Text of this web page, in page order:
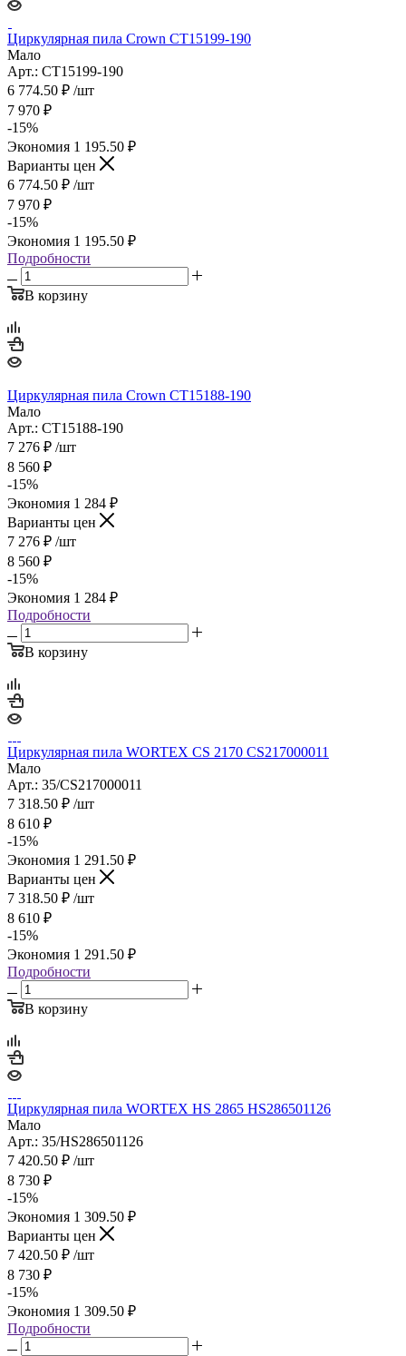
Циркулярная пила Crown CT15199-190
Мало
Арт.: CT15199-190
6 774.50 ₽ /шт
7 970 ₽
-15%
Экономия 1 195.50 ₽
Варианты цен
6 774.50 ₽ /шт
7 970 ₽
-15%
Экономия 1 195.50 ₽
Подробности
В корзину
Циркулярная пила Crown CT15188-190
Мало
Арт.: CT15188-190
7 276 ₽ /шт
8 560 ₽
-15%
Экономия 1 284 ₽
Варианты цен
7 276 ₽ /шт
8 560 ₽
-15%
Экономия 1 284 ₽
Подробности
В корзину
Циркулярная пила WORTEX CS 2170 CS217000011
Мало
Арт.: 35/CS217000011
7 318.50 ₽ /шт
8 610 ₽
-15%
Экономия 1 291.50 ₽
Варианты цен
7 318.50 ₽ /шт
8 610 ₽
-15%
Экономия 1 291.50 ₽
Подробности
В корзину
Циркулярная пила WORTEX HS 2865 HS286501126
Мало
Арт.: 35/HS286501126
7 420.50 ₽ /шт
8 730 ₽
-15%
Экономия 1 309.50 ₽
Варианты цен
7 420.50 ₽ /шт
8 730 ₽
-15%
Экономия 1 309.50 ₽
Подробности